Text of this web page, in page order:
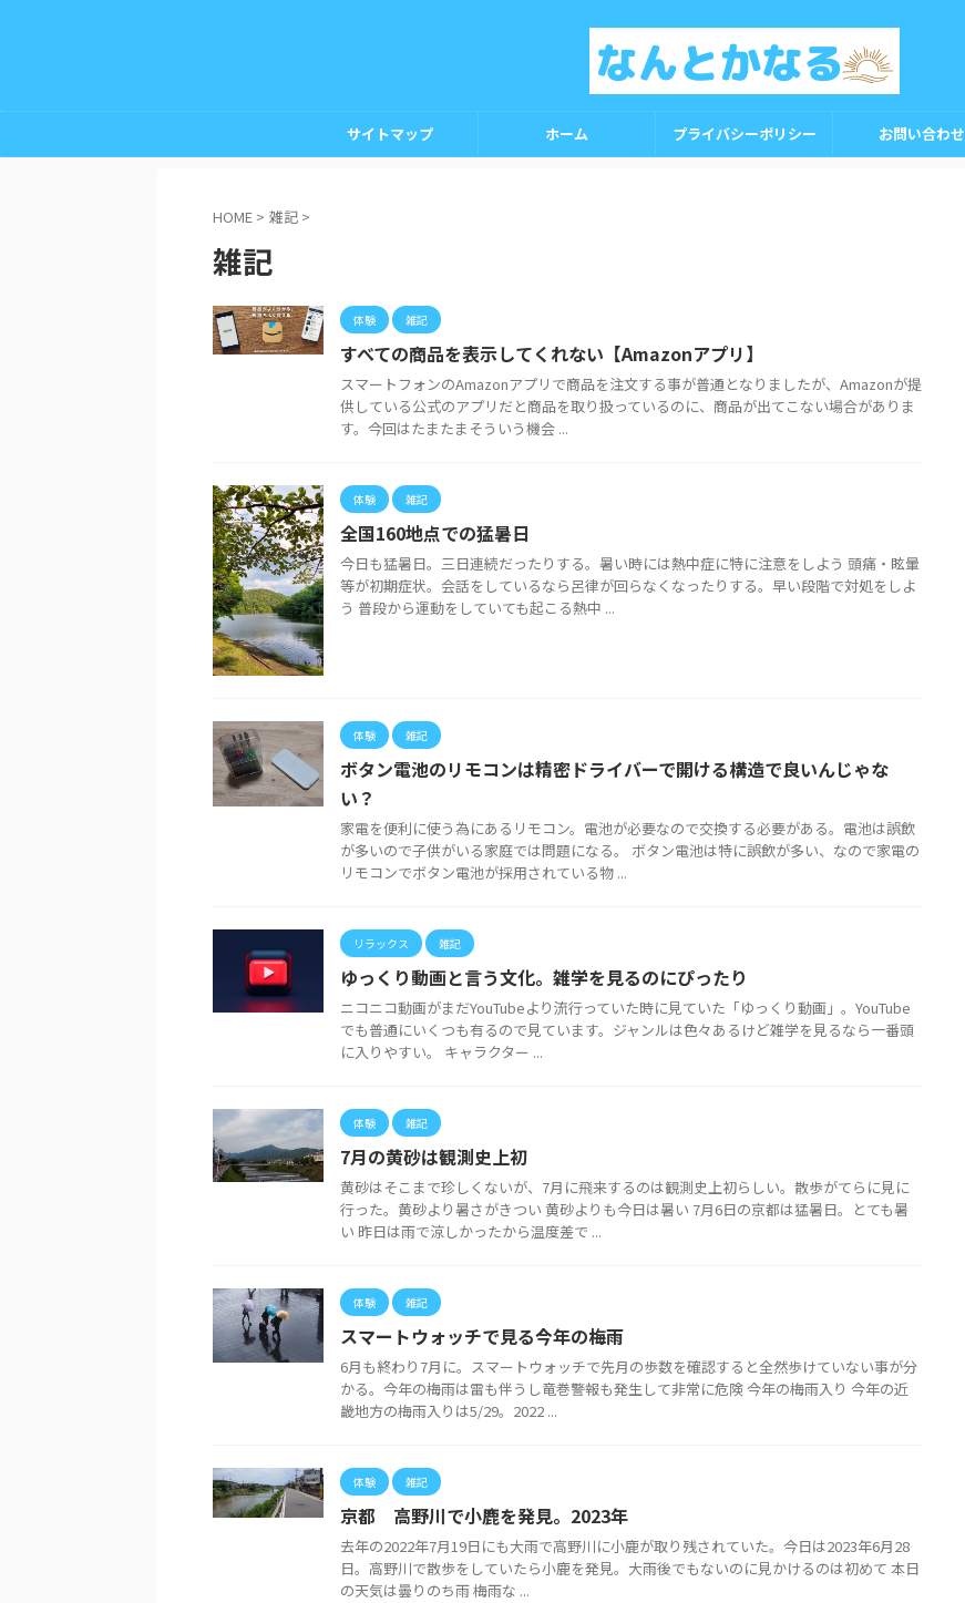
サイトマップ ホーム プライバシーポリシー お問い合わせ
HOME > 雑記 >
雑記
体験 雑記
すべての商品を表示してくれない【Amazonアプリ】
スマートフォンのAmazonアプリで商品を注文する事が普通となりましたが、Amazonが提
供している公式のアプリだと商品を取り扱っているのに、商品が出てこない場合がありま
す。今回はたまたまそういう機会 ...
体験 雑記
全国160地点での猛暑日
今日も猛暑日。三日連続だったりする。暑い時には熱中症に特に注意をしよう 頭痛・眩暈
等が初期症状。会話をしているなら呂律が回らなくなったりする。早い段階で対処をしよ
う 普段から運動をしていても起こる熱中 ...
体験 雑記
ボタン電池のリモコンは精密ドライバーで開ける構造で良いんじゃな
い？
家電を便利に使う為にあるリモコン。電池が必要なので交換する必要がある。電池は誤飲
が多いので子供がいる家庭では問題になる。 ボタン電池は特に誤飲が多い、なので家電の
リモコンでボタン電池が採用されている物 ...
リラックス 雑記
ゆっくり動画と言う文化。雑学を見るのにぴったり
ニコニコ動画がまだYouTubeより流行っていた時に見ていた「ゆっくり動画」。YouTube
でも普通にいくつも有るので見ています。ジャンルは色々あるけど雑学を見るなら一番頭
に入りやすい。 キャラクター ...
体験 雑記
7月の黄砂は観測史上初
黄砂はそこまで珍しくないが、7月に飛来するのは観測史上初らしい。散歩がてらに見に
行った。黄砂より暑さがきつい 黄砂よりも今日は暑い 7月6日の京都は猛暑日。とても暑
い 昨日は雨で涼しかったから温度差で ...
体験 雑記
スマートウォッチで見る今年の梅雨
6月も終わり7月に。スマートウォッチで先月の歩数を確認すると全然歩けていない事が分
かる。今年の梅雨は雷も伴うし竜巻警報も発生して非常に危険 今年の梅雨入り 今年の近
畿地方の梅雨入りは5/29。2022 ...
体験 雑記
京都 高野川で小鹿を発見。2023年
去年の2022年7月19日にも大雨で高野川に小鹿が取り残されていた。今日は2023年6月28
日。高野川で散歩をしていたら小鹿を発見。大雨後でもないのに見かけるのは初めて 本日
の天気は曇りのち雨 梅雨な ...